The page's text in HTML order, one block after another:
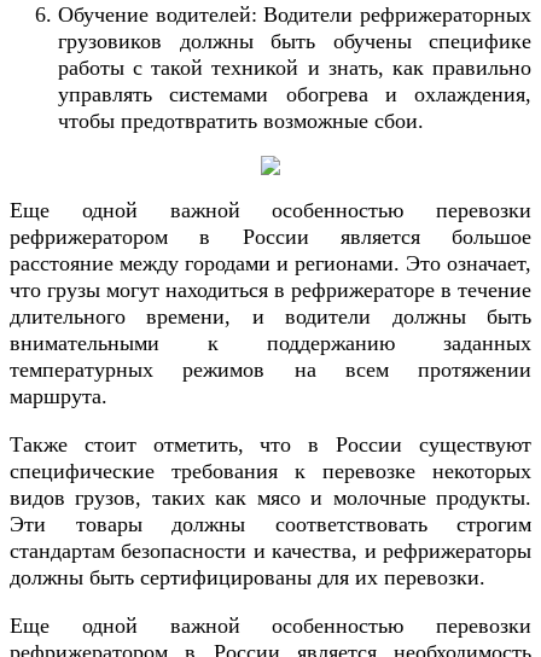
Обучение водителей: Водители рефрижераторных
грузовиков должны быть обучены специфике
работы с такой техникой и знать, как правильно
управлять системами обогрева и охлаждения,
чтобы предотвратить возможные сбои.
Еще одной важной особенностью перевозки
рефрижератором в России является большое
расстояние между городами и регионами. Это означает,
что грузы могут находиться в рефрижераторе в течение
длительного времени, и водители должны быть
внимательными к поддержанию заданных
температурных режимов на всем протяжении
маршрута.
Также стоит отметить, что в России существуют
специфические требования к перевозке некоторых
видов грузов, таких как мясо и молочные продукты.
Эти товары должны соответствовать строгим
стандартам безопасности и качества, и рефрижераторы
должны быть сертифицированы для их перевозки.
Еще одной важной особенностью перевозки
рефрижератором в России является необходимость